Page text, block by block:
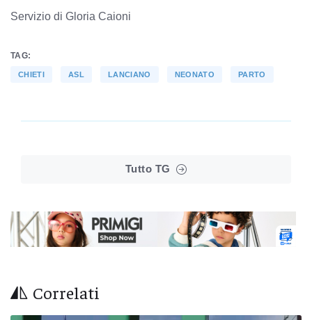
Servizio di Gloria Caioni
TAG:
CHIETI ASL LANCIANO NEONATO PARTO
Tutto TG
Correlati